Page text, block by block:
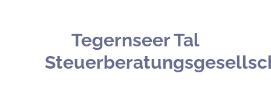
Tegernseer Tal